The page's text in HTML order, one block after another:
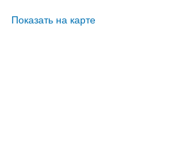
Показать на карте